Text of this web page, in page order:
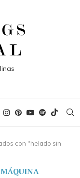
con "helado sin